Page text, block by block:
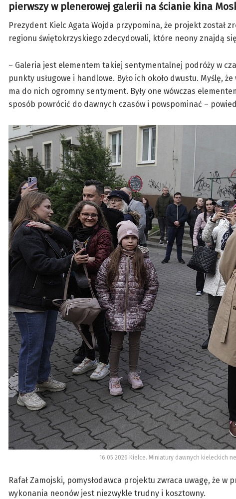
pierwszy w plenerowej galerii na ścianie kina
Prezydent Kielc Agata Wojda przypomina, że projekt został
regionu świętokrzyskiego zdecydowali, które neony znajdą
– Galeria jest elementem takiej sentymentalnej podróży w
punkty usługowe i handlowe. Było ich około dwustu. Myślę,
ma do nich ogromny sentyment. Były one wówczas
sposób powrócić do dawnych czasów i powspominać –
16.05.2026 Kielce. Miniatury dawnych kieleckich
Rafał Zamojski, pomysłodawca projektu zwraca uwagę, że
wykonania neonów jest niezwykle trudny i kosztowny.